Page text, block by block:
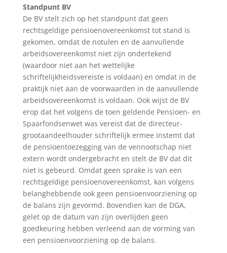
Standpunt BV
De BV stelt zich op het standpunt dat geen
rechtsgeldige pensioenovereenkomst tot stand is
gekomen, omdat de notulen en de aanvullende
arbeidsovereenkomst niet zijn ondertekend
(waardoor niet aan het wettelijke
schriftelijkheidsvereiste is voldaan) en omdat in de
praktijk niet aan de voorwaarden in de aanvullende
arbeidsovereenkomst is voldaan. Ook wijst de BV
erop dat het volgens de toen geldende Pensioen- en
Spaarfondsenwet was vereist dat de directeur-
grootaandeelhouder schriftelijk ermee instemt dat
de pensioentoezegging van de vennootschap niet
extern wordt ondergebracht en stelt de BV dat dit
niet is gebeurd. Omdat geen sprake is van een
rechtsgeldige pensioenovereenkomst, kan volgens
belanghebbende ook geen pensioenvoorziening op
de balans zijn gevormd. Bovendien kan de DGA,
gelet op de datum van zijn overlijden geen
goedkeuring hebben verleend aan de vorming van
een pensioenvoorziening op de balans.